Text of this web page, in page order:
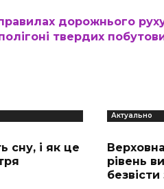
дорожнього
твердих
сну, і як це
Актуально
рівень